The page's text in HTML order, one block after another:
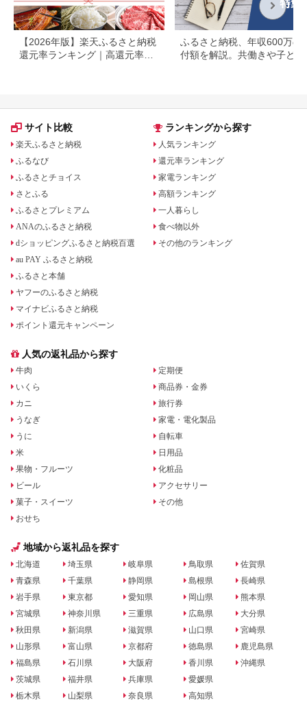
【2026年版】楽天ふるさと納税
還元率ランキング｜高還元率返
ふるさと納税、年収600万の
付額を解説。共働きや子ども
サイト比較
楽天ふるさと納税
ふるなび
ふるさとチョイス
さとふる
ふるさとプレミアム
ANAのふるさと納税
dショッピングふるさと納税百選
au PAY ふるさと納税
ふるさと本舗
ヤフーのふるさと納税
マイナビふるさと納税
ポイント還元キャンペーン
ランキングから探す
人気ランキング
還元率ランキング
家電ランキング
高額ランキング
一人暮らし
食べ物以外
その他のランキング
人気の返礼品から探す
牛肉
いくら
カニ
うなぎ
うに
米
果物・フルーツ
ビール
菓子・スイーツ
おせち
定期便
商品券・金券
旅行券
家電・電化製品
自転車
日用品
化粧品
アクセサリー
その他
地域から返礼品を探す
北海道
青森県
岩手県
宮城県
秋田県
山形県
福島県
茨城県
栃木県
埼玉県
千葉県
東京都
神奈川県
新潟県
富山県
石川県
福井県
山梨県
岐阜県
静岡県
愛知県
三重県
滋賀県
京都府
大阪府
兵庫県
奈良県
鳥取県
島根県
岡山県
広島県
山口県
徳島県
香川県
愛媛県
高知県
佐賀県
長崎県
熊本県
大分県
宮崎県
鹿児島県
沖縄県